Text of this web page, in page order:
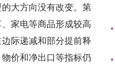
大方向没有改变。第
家电等商品形成较高
际递减和部分提前释
价和净出口等指标仍